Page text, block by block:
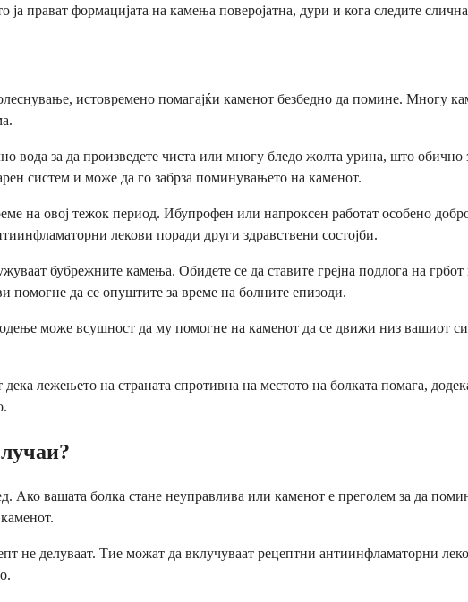
прават формацијата на камења поверојатна, дури и кога следите
истовремено помагајќи каменот безбедно да помине. Многу
вода за да произведете чиста или многу бледо жолта урина, што
систем и може да го забрза поминувањето на каменот.
на овој тежок период. Ибупрофен или напроксен работат особено
лекови поради други здравствени состојби.
бубрежните камења. Обидете се да ставите грејна подлога на
помогне да се опуштите за време на болните епизоди.
може всушност да му помогне на каменот да се движи низ вашиот
лежењето на страната спротивна на местото на болката помага,
Ако вашата болка стане неуправлива или каменот е преголем за да
не делуваат. Тие можат да вклучуваат рецептни антиинфламаторни